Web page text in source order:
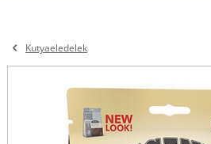
Kutyaeledelek